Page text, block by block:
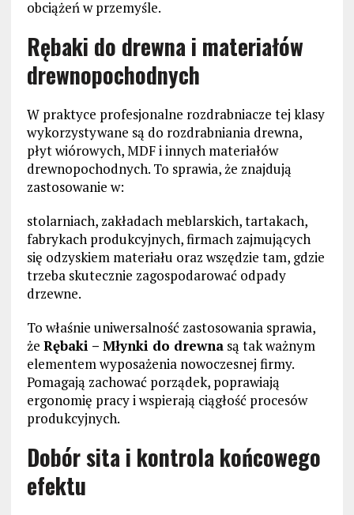
obciążeń w przemyśle.
Rębaki do drewna i materiałów
drewnopochodnych
W praktyce profesjonalne rozdrabniacze tej klasy
wykorzystywane są do rozdrabniania drewna,
płyt wiórowych, MDF i innych materiałów
drewnopochodnych. To sprawia, że znajdują
zastosowanie w:
stolarniach, zakładach meblarskich, tartakach,
fabrykach produkcyjnych, firmach zajmujących
się odzyskiem materiału oraz wszędzie tam, gdzie
trzeba skutecznie zagospodarować odpady
drzewne.
To właśnie uniwersalność zastosowania sprawia,
że Rębaki – Młynki do drewnasą tak ważnym
elementem wyposażenia nowoczesnej firmy.
Pomagają zachować porządek, poprawiają
ergonomię pracy i wspierają ciągłość procesów
produkcyjnych.
Dobór sita i kontrola końcowego
efektu